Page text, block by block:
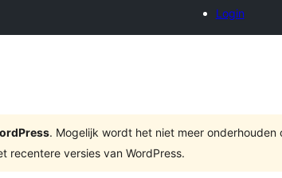
Login
. Mogelijk wordt het niet meer onderhouden
versies van WordPress.